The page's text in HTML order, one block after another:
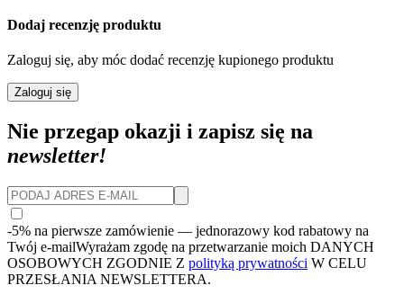
Dodaj recenzję produktu
Zaloguj się, aby móc dodać recenzję kupionego produktu
Zaloguj się
Nie przegap okazji i zapisz się na
newsletter!
-5% na pierwsze zamówienie — jednorazowy kod rabatowy na
Twój e-mailWyrażam zgodę na przetwarzanie moich DANYCH
OSOBOWYCH ZGODNIE Z polityką prywatności W CELU
PRZESŁANIA NEWSLETTERA.